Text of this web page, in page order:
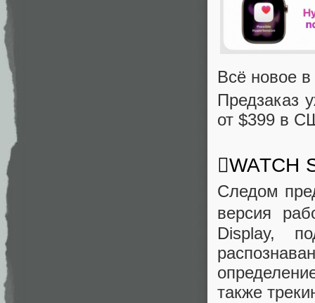
Всё новое
Предзаказ
от $399 в
WATCH
Следом
версия
Display,
также